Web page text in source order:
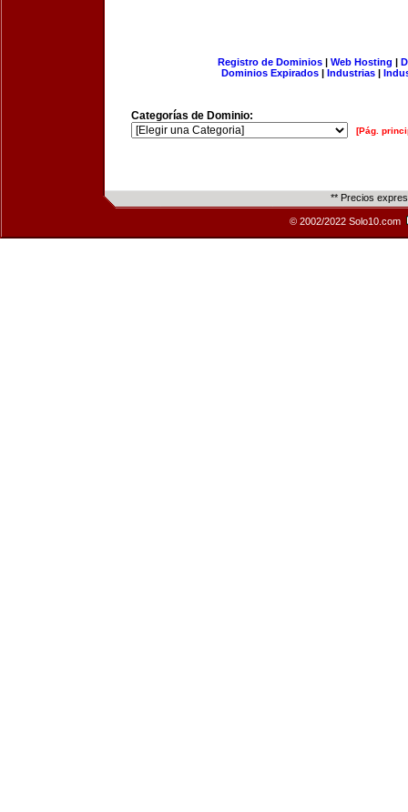
Registro de Dominios| Web Hosting |
Dominios Expirados | Industrias |
Categorías de Dominio:
[Pág.
** Precios
© 2002/2022 Solo10.com